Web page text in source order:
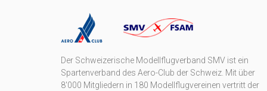
Der Schweizerische Modellflugverband SMV ist ein
Spartenverband des Aero-Club der Schweiz. Mit über
8'000 Mitgliedern in 180 Modellflugvereinen vertritt der